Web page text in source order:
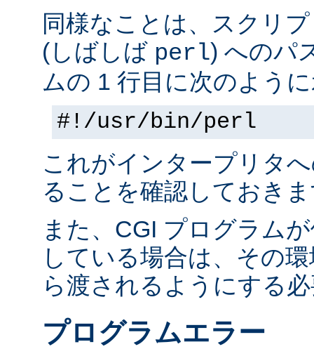
同様なことは、スクリ
(しばしば perl) へのパ
ムの 1 行目に次のよう
#!/usr/bin/perl
これがインタープリタ
ることを確認しておき
また、CGI プログラム
している場合は、その
ら渡されるようにする
プログラムエラー